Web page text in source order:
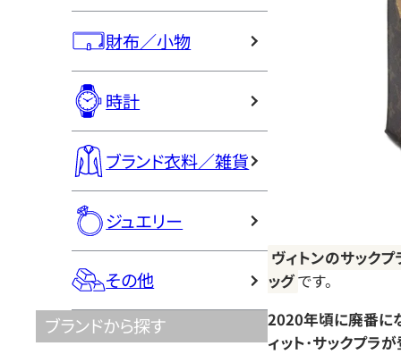
財布／小物
時計
ブランド衣料／雑貨
ジュエリー
その他
ブランドから探す
ヴィトンのサック
ッグです。
2020年頃に廃番に
ィット･サックプラ